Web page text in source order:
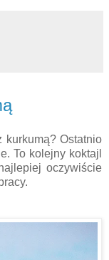
kurkumą? Ostatnio
To kolejny koktajl
oczywiście